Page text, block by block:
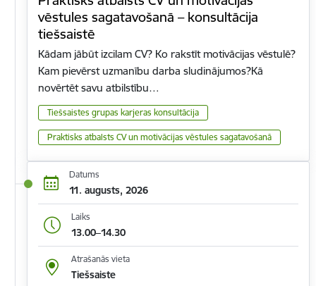
vēstules sagatavošanā – konsultācija
tiešsaistē
Kādam jābūt izcilam CV? Ko rakstīt motivācijas vēstulē?
Kam pievērst uzmanību darba sludinājumos?Kā
novērtēt savu atbilstību…
Tiešsaistes grupas karjeras konsultācija
Praktisks atbalsts CV un motivācijas vēstules sagatavošanā
Datums
11. augusts, 2026
Laiks
13.00–14.30
Atrašanās vieta
Tiešsaiste